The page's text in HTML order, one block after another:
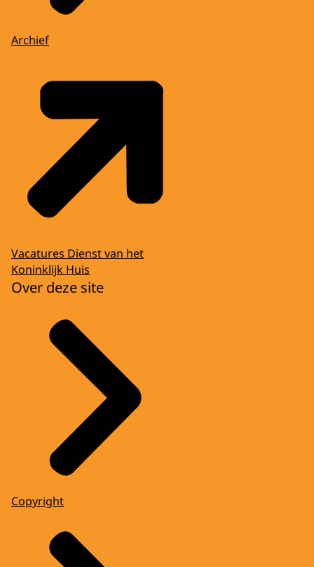
Archief
Vacatures Dienst van het
Koninklijk Huis
Over deze site
Copyright